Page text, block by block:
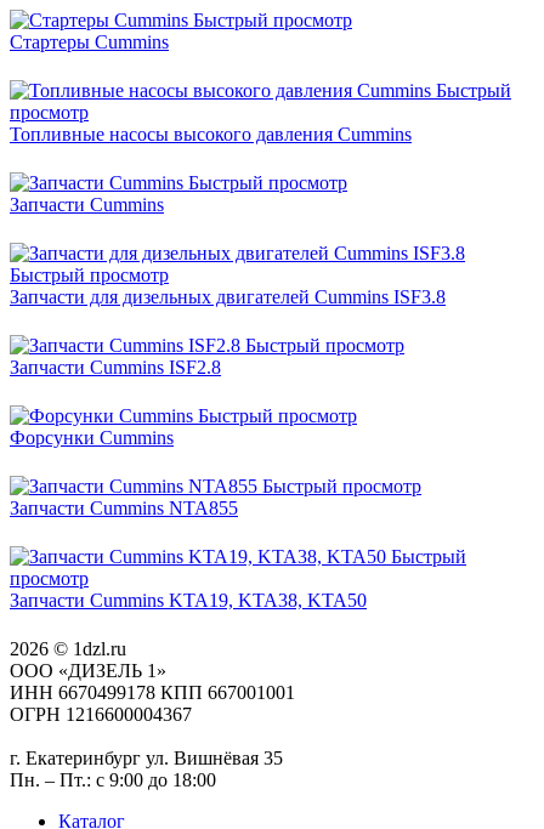
Быстрый просмотр
Стартеры Cummins
Быстрый
просмотр
Топливные насосы высокого давления Cummins
Быстрый просмотр
Запчасти Cummins
Быстрый просмотр
Запчасти для дизельных двигателей Cummins ISF3.8
Быстрый просмотр
Запчасти Cummins ISF2.8
Быстрый просмотр
Форсунки Cummins
Быстрый просмотр
Запчасти Cummins NTA855
Быстрый
просмотр
Запчасти Cummins KTA19, KTA38, KTA50
2026 © 1dzl.ru
ООО «ДИЗЕЛЬ 1»
ИНН 6670499178 КПП 667001001
ОГРН 1216600004367
г. Екатеринбург ул. Вишнёвая 35
Пн. – Пт.: с 9:00 до 18:00
Каталог